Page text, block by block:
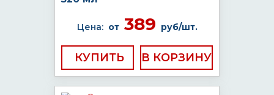
Цена: от389 руб/шт.
КУПИТЬ